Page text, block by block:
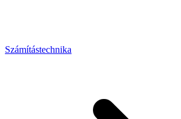
Számítástechnika